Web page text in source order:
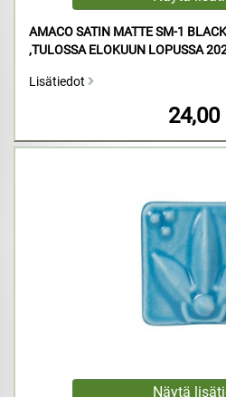
AMACO SATIN MATTE SM-1
,TULOSSA ELOKUUN LOPUSSA
Lisätiedot
24,00